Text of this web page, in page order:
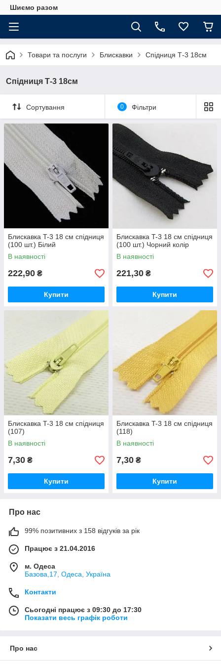
Шиємо разом
Товари та послуги Блискавки Спідниця Т-3 18см
Спідниця Т-3 18см
Сортування 0 Фільтри
Блискавка T-3 18 см спідниця
(100 шт.) Білий
В наявності
222,90 ₴
Купити
Блискавка T-3 18 см спідниця
(100 шт.) Чорний колір
В наявності
221,30 ₴
Купити
Блискавка T-3 18 см спідниця
(107)
В наявності
7,30 ₴
Купити
Блискавка T-3 18 см спідниця
(118)
В наявності
7,30 ₴
Купити
Про нас
99% позитивних з 158 відгуків за рік
Працює з 21.04.2016
м. Одеса
Базова,17, Одеса, Україна
Контакти
Сьогодні працює з 09:30 до 17:30
Показати весь графік роботи
Про нас